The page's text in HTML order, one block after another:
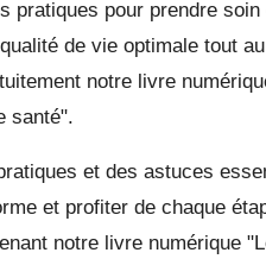
pratiques pour prendre soin
de vie optimale tout au
notre livre
et des astuces
et profiter de chaque